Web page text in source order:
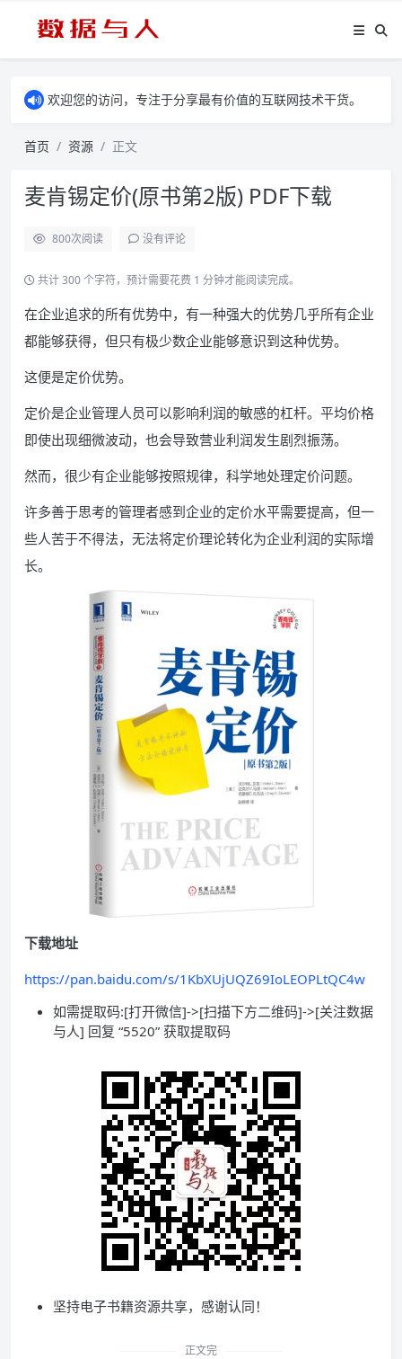
欢迎您的访问，专注于分享最有价值的互联网技术干货。
首页 资源 正文
麦肯锡定价(原书第2版) PDF下载
800次阅读 没有评论
共计 300 个字符，预计需要花费 1 分钟才能阅读完成。
在企业追求的所有优势中，有一种强大的优势几乎所有企业
都能够获得，但只有极少数企业能够意识到这种优势。
这便是定价优势。
定价是企业管理人员可以影响利润的敏感的杠杆。平均价格
即使出现细微波动，也会导致营业利润发生剧烈振荡。
然而，很少有企业能够按照规律，科学地处理定价问题。
许多善于思考的管理者感到企业的定价水平需要提高，但一
些人苦于不得法，无法将定价理论转化为企业利润的实际增
长。
下载地址
https://pan.baidu.com/s/1KbXUjUQZ69IoLEOPLtQC4w
如需提取码:[打开微信]->[扫描下方二维码]->[关注数据
与人] 回复 “5520” 获取提取码
坚持电子书籍资源共享，感谢认同！
正文完